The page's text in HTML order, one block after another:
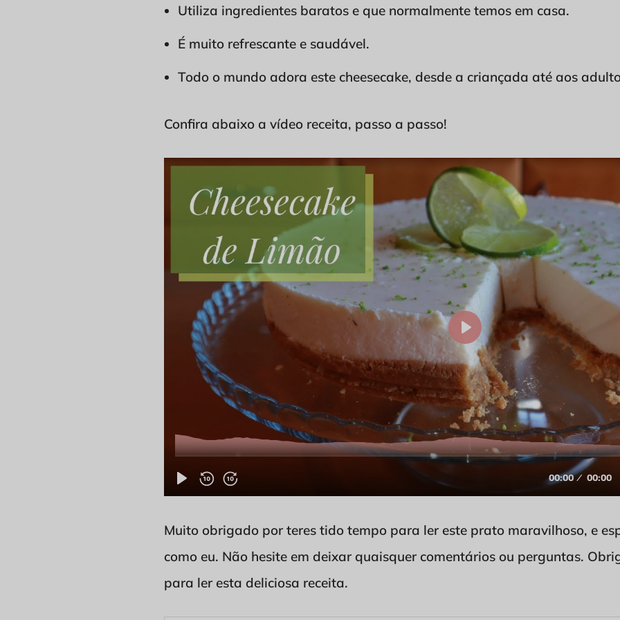
Utiliza ingredientes baratos e que normalmente temos em casa.
É muito refrescante e saudável.
Todo o mundo adora este cheesecake, desde a criançada até aos
Confira abaixo a vídeo receita, passo a passo!
Muito obrigado por teres tido tempo para ler este prato maravilhoso, e
como eu. Não hesite em deixar quaisquer comentários ou perguntas.
para ler esta deliciosa receita.